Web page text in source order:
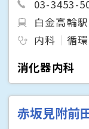
03-3453-
白金高輪駅
内科
循
消化器内科
赤坂見附前